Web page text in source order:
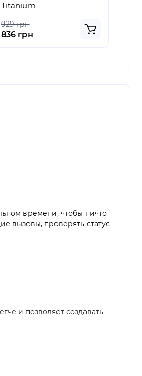
Titanium
929 грн
836 грн
времени, чтобы ничто
вызовы, проверять статус
и позволяет создавать